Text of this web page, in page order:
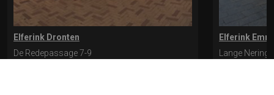
Elferink Dronten
De Redepassage 7-9
Elferink
Lange Nering